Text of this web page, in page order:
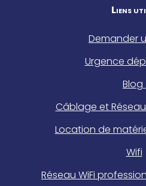
Liens
Demander
Urgence
Blog
Câblage et
Location de
Wifi
Réseau WiFi